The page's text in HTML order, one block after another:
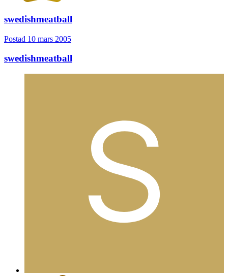
swedishmeatball
Postad 10 mars 2005
swedishmeatball